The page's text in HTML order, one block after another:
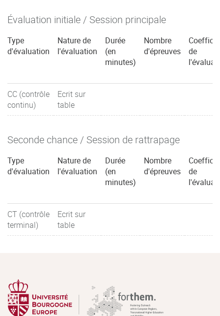
Évaluation initiale / Session principale
Type
d'évaluation
Nature de
l'évaluation
Durée
(en
minutes)
Nombre
d'épreuves
de
CC (contrôle
continu)
Ecrit sur
table
Seconde chance / Session de rattrapage
Type
d'évaluation
Nature de
l'évaluation
Durée
(en
minutes)
Nombre
d'épreuves
de
CT (contrôle
terminal)
Ecrit sur
table